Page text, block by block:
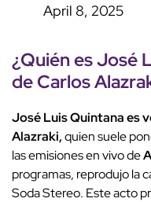
April 8, 2025
¿Quién es José
de Carlos
José Luis Quintana es
Alazraki,quien suele
las emisiones en vivo de
programas, reprodujo la
Soda Stereo. Este acto